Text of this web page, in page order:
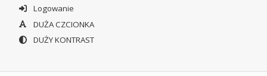
Logowanie
DUŻA CZCIONKA
DUŻY KONTRAST